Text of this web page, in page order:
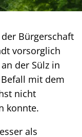
Bürgerschaft
vorsorglich
der Sülz in
mit dem
nicht
konnte.
als